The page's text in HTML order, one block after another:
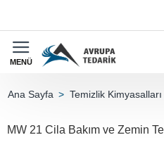
Temizlik Kimyasalları
MW 21 Cila Bakım ve Zemin